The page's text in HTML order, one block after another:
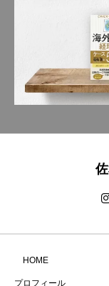
HOME
プロフィール